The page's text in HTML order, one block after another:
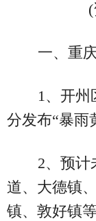
一、重
1、开州
分发布“暴雨
2、预计
道、大德镇
镇、敦好镇